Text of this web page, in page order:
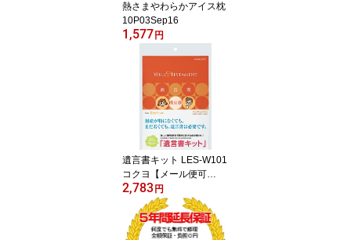
熱さまやわらかアイス枕
10P03Sep16
1,577 円
遺言書キット LES-W101
コクヨ【メール便可
能！！】（数量限定）
【YDKG-tk】【fs2gm】
【RCP】【fs3gm】
2,783 円